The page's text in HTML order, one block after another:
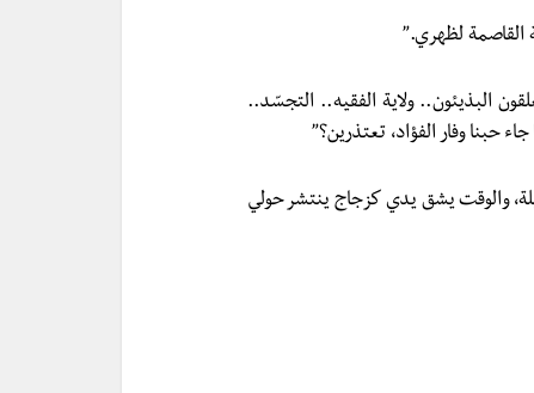
القاصمة لظهري.”
البذيئون.. ولاية الفقيه.. التجسّد..
حبنا وفار الفؤاد، تعتذرين؟”
والوقت يشق يدي كزجاج ينتشر حولي